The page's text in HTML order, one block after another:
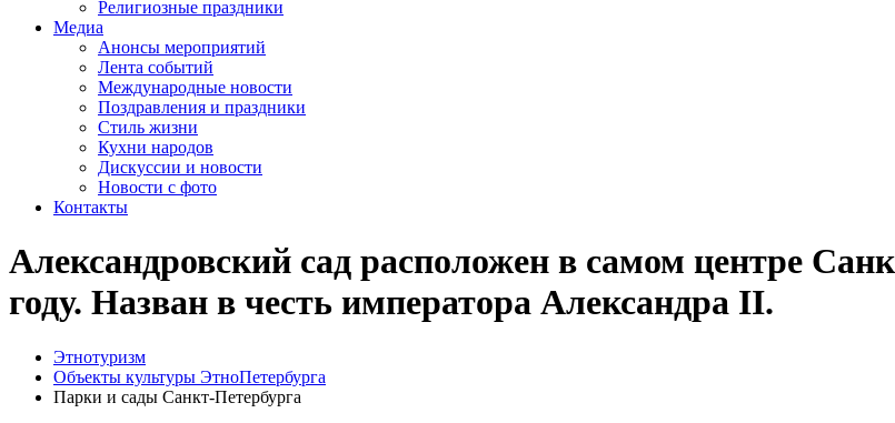
Религиозные праздники
Медиа
Анонсы мероприятий
Лента событий
Международные новости
Поздравления и праздники
Cтиль жизни
Кухни народов
Дискуссии и новости
Новости с фото
Контакты
Александровский сад расположен в самом центре
году. Назван в честь императора Александра ΙΙ.
Этнотуризм
Объекты культуры ЭтноПетербурга
Парки и сады Санкт-Петербурга